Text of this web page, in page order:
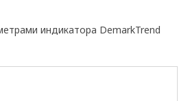
индикатора DemarkTrend